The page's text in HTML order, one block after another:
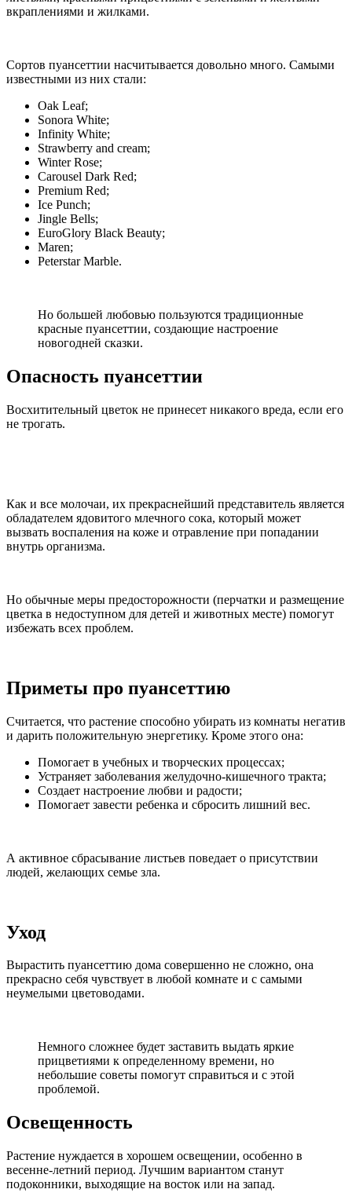
вкраплениями и жилками.
Сортов пуансеттии насчитывается довольно много. Самыми
известными из них стали:
Oak Leaf;
Sonora White;
Infinity White;
Strawberry and cream;
Winter Rose;
Carousel Dark Red;
Premium Red;
Ice Punch;
Jingle Bells;
EuroGlory Black Beauty;
Maren;
Peterstar Marble.
Но большей любовью пользуются традиционные
красные пуансеттии, создающие настроение
новогодней сказки.
Опасность пуансеттии
Восхитительный цветок не принесет никакого вреда, если его
не трогать.
Как и все молочаи, их прекраснейший представитель является
обладателем ядовитого млечного сока, который может
вызвать воспаления на коже и отравление при попадании
внутрь организма.
Но обычные меры предосторожности (перчатки и размещение
цветка в недоступном для детей и животных месте) помогут
избежать всех проблем.
Приметы про пуансеттию
Считается, что растение способно убирать из комнаты негатив
и дарить положительную энергетику. Кроме этого она:
Помогает в учебных и творческих процессах;
Устраняет заболевания желудочно-кишечного тракта;
Создает настроение любви и радости;
Помогает завести ребенка и сбросить лишний вес.
А активное сбрасывание листьев поведает о присутствии
людей, желающих семье зла.
Уход
Вырастить пуансеттию дома совершенно не сложно, она
прекрасно себя чувствует в любой комнате и с самыми
неумелыми цветоводами.
Немного сложнее будет заставить выдать яркие
прицветиями к определенному времени, но
небольшие советы помогут справиться и с этой
проблемой.
Освещенность
Растение нуждается в хорошем освещении, особенно в
весенне-летний период. Лучшим вариантом станут
подоконники, выходящие на восток или на запад.